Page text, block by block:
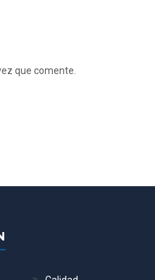
que comente.